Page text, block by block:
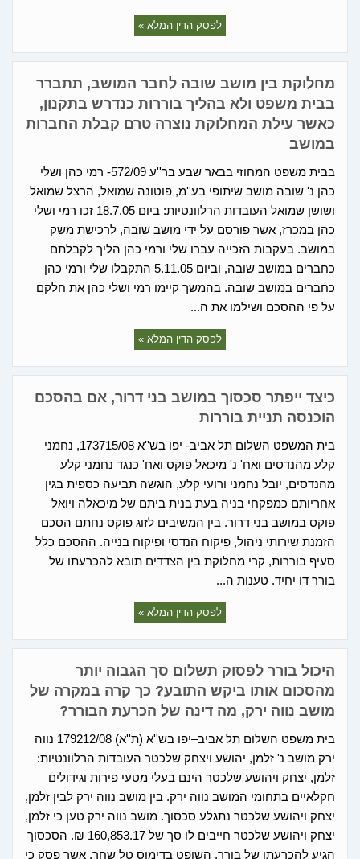
לפסק הדין המלא »
מחלוקת בין מושב שובה לחבר המושב, תתברר
בבית משפט ולא בהליך בוררות כנדרש בתקנון,
כאשר עילת המחלוקת נוצרה טרם קבלת החברות
במושב
בבית משפט המחוזי בבאר שבע בר''ע 572/09- רמי כהן ושלי
כהן נ' שובה מושב שיתופי בע''מ, פוטונה שמואל, הרצל שמואל
ושושן שמואל העובדות הרלוונטיות: ביום 18.7.05 זכו רמי ושלי
כהן במכרז, אשר פורסם על ידי מושב שובה, לרכישת משק
במושב. בעקבות הזכייה עברו שלי ורמי כהן הליך לקבלתם
כחברים במושב שובה, וביום 5.11.05 התקבלו שלי ורמי כהן
כחברים במושב שובה. בהמשך קיימו רמי ושלי כהן את חלקם
על פי ההסכם ושילמו את ה...
לפסק הדין המלא »
כיצד ייפתר סכסוך במושב בני דרור, אם בהסכם
הוכנסה תניית בוררות
בית המשפט השלום תל אביב- יפו בש''א 173715/08, נחמני
קלע מהנדסים ואח' נ' מיכאל פוקס ואח' כנגד נחמני קלע
מהנדסים, יובל נחמני ורועי קלע, הוגשה תביעה כספית בגין
אחריותם כמפקחי בניה בעת בנית ביתם של מיכאלה ויואל
פוקס במושב בני דרור. בין המשיבים לזוג פוקס נחתם הסכם
הזמנת שירותי ניהול, פיקוח הנדסי ופיקוח בנייה. ההסכם כלל
סעיף בוררות, קרי מחלוקת בין הצדדים תובא להכרעתו של
בורר דו יחיד. טענות ה...
לפסק הדין המלא »
היכול בורר לפסוק תשלום סך הגבוה יותר
מהסכום אותו ביקש התובע? כך קרה במקרה של
מושב נווה ירק, מה דינה של הכרעת הבורר?
בית משפט השלום תל אביב–יפו בש''א (ת''א) 179212/08 נווה
ירק מושב נ' זלמן, יהושע ויצחק שלכטר העובדות הרלוונטיות:
זלמן, יצחק ויהושע שלכטר הינם בעלי מטעי פירות וגידולים
חקלאיים בתחומי המושב נווה ירק. בין מושב נווה ירק לבין זלמן,
יצחק ויהושע שלכטר נתגלע סכסוך. מושב נווה ירק טען כי זלמן,
יצחק ויהושע שלכטר חייבים לו סך של 160,853.17 ₪. הסכסוך
הגיע להכרעתו של בורר, השופט בדימוס טל שחר, אשר פסק כי